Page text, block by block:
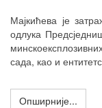
Мајкићева је
одлука
сада, као и
Опширније...